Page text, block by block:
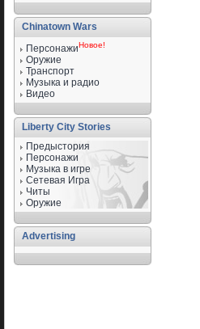
Chinatown Wars
ПерсонажиНовое!
Оружие
Транспорт
Музыка и радио
Видео
Liberty City Stories
Предыстория
Персонажи
Музыка в игре
Сетевая Игра
Читы
Оружие
Advertising